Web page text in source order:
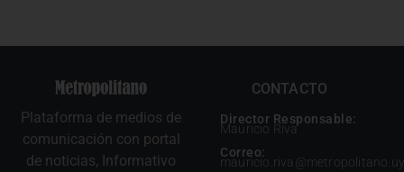
Plataforma de medios de
comunicación con portal
de noticias, Informativo
CONTACTO
Director Responsable:
Mauricio Riva
Correo:
mauricio.riva@metropolitano.uy